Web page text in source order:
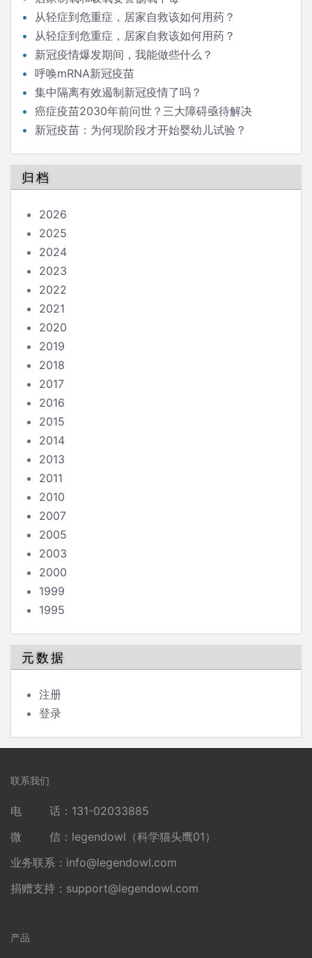
从轻症到危重症，居家自救该如何用药？
从轻症到危重症，居家自救该如何用药？
新冠疫情爆发期间，我能做些什么？
呼唤mRNA新冠疫苗
集中隔离有效遏制新冠疫情了吗？
癌症疫苗2030年前问世？三大障碍亟待解决
新冠疫苗：为何现阶段才开始婴幼儿试验？
归档
2026
2025
2024
2023
2022
2021
2020
2019
2018
2017
2016
2015
2014
2013
2011
2010
2007
2005
2003
2000
1999
1995
元数据
注册
登录
联系我们
电 话：131-02033885
微 信：legendowl（科学猫头鹰01）
业务联系： info@legendowl.com
捐赠支持： support@legendowl.com
产品